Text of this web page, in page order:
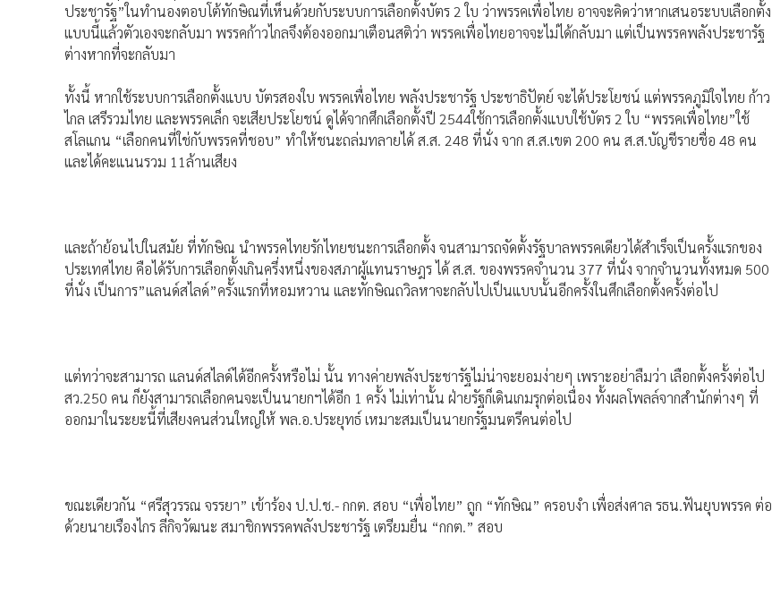
ประชารัฐ”ในทำนองตอบโต้ทักษิณที่เห็นด้วยกับระบบการเลือกตั้งบัตร 2 ใบ ว่าพรรคเพื่อไทย อาจจะคิดว่าหากเสนอระบบเลือกตั้ง
แบบนี้แล้วตัวเองจะกลับมา พรรคก้าวไกลจึงต้องออกมาเตือนสติว่า พรรคเพื่อไทยอาจจะไม่ได้กลับมา แต่เป็นพรรคพลังประชารัฐ
ต่างหากที่จะกลับมา
ทั้งนี้ หากใช้ระบบการเลือกตั้งแบบ บัตรสองใบ พรรคเพื่อไทย พลังประชารัฐ ประชาธิปัตย์ จะได้ประโยชน์ แต่พรรคภูมิใจไทย ก้าว
ไกล เสรีรวมไทย และพรรคเล็ก จะเสียประโยชน์ ดูได้จากศึกเลือกตั้งปี 2544ใช้การเลือกตั้งแบบใช้บัตร 2 ใบ “พรรคเพื่อไทย”ใช้
สโลแกน “เลือกคนที่ใช่กับพรรคที่ชอบ” ทำให้ชนะถล่มทลายได้ ส.ส. 248 ที่นั่ง จาก ส.ส.เขต 200 คน ส.ส.บัญชีรายชื่อ 48 คน
และได้คะแนนรวม 11ล้านเสียง
และถ้าย้อนไปในสมัย ที่ทักษิณ นำพรรคไทยรักไทยชนะการเลือกตั้ง จนสามารถจัดตั้งรัฐบาลพรรคเดียวได้สำเร็จเป็นครั้งแรกของ
ประเทศไทย คือได้รับการเลือกตั้งเกินครึ่งหนึ่งของสภาผู้แทนราษฎร ได้ ส.ส. ของพรรคจำนวน 377 ที่นั่ง จากจำนวนทั้งหมด 500
ที่นั่ง เป็นการ”แลนด์สไลด์”ครั้งแรกที่หอมหวาน และทักษิณถวิลหาจะกลับไปเป็นแบบนั้นอีกครั้งในศึกเลือกตั้งครั้งต่อไป
แต่ทว่าจะสามารถ แลนด์สไลด์ได้อีกครั้งหรือไม่ นั้น ทางค่ายพลังประชารัฐไม่น่าจะยอมง่ายๆ เพราะอย่าลืมว่า เลือกตั้งครั้งต่อไป
สว.250 คน ก็ยังสามารถเลือกคนจะเป็นนายกฯได้อีก 1 ครั้ง ไม่เท่านั้น ฝ่ายรัฐก็เดินเกมรุกต่อเนื่อง ทั้งผลโพลล์จากสำนักต่างๆ ที่
ออกมาในระยะนี้ที่เสียงคนส่วนใหญ่ให้ พล.อ.ประยุทธ์ เหมาะสมเป็นนายกรัฐมนตรีคนต่อไป
ขณะเดียวกัน “ศรีสุวรรณ จรรยา” เข้าร้อง ป.ป.ช.- กกต. สอบ “เพื่อไทย” ถูก “ทักษิณ” ครอบงำ เพื่อส่งศาล รธน.ฟันยุบพรรค ต่อ
ด้วยนายเรืองไกร ลีกิจวัฒนะ สมาชิกพรรคพลังประชารัฐ เตรียมยื่น “กกต.” สอบ